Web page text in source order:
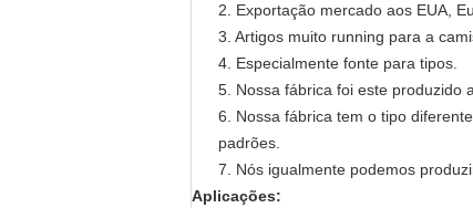
2. Exportação mercado aos EUA,
3. Artigos muito running para a
4. Especialmente fonte para tipos.
5. Nossa fábrica foi este produzido
6. Nossa fábrica tem o tipo
padrões.
7. Nós igualmente podemos
Aplicações: